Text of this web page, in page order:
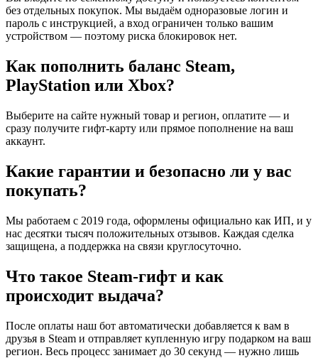
без отдельных покупок. Мы выдаём одноразовые логин и
пароль с инструкцией, а вход ограничен только вашим
устройством — поэтому риска блокировок нет.
Как пополнить баланс Steam,
PlayStation или Xbox?
Выберите на сайте нужный товар и регион, оплатите — и
сразу получите гифт-карту или прямое пополнение на ваш
аккаунт.
Какие гарантии и безопасно ли у вас
покупать?
Мы работаем с 2019 года, оформлены официально как ИП, и у
нас десятки тысяч положительных отзывов. Каждая сделка
защищена, а поддержка на связи круглосуточно.
Что такое Steam-гифт и как
происходит выдача?
После оплаты наш бот автоматически добавляется к вам в
друзья в Steam и отправляет купленную игру подарком на ваш
регион. Весь процесс занимает до 30 секунд — нужно лишь